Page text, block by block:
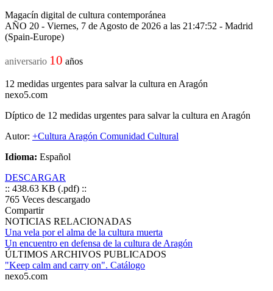
Magacín digital de cultura contemporánea
AÑO 20 - Viernes, 7 de Agosto de 2026 a las 21:47:52 - Madrid
(Spain-Europe)
aniversario 10 años
12 medidas urgentes para salvar la cultura en Aragón
nexo5.com
Díptico de 12 medidas urgentes para salvar la cultura en Aragón
Autor: +Cultura Aragón Comunidad Cultural
Idioma: Español
DESCARGAR
:: 438.63 KB (.pdf) ::
765 Veces descargado
Compartir
NOTICIAS RELACIONADAS
Una vela por el alma de la cultura muerta
Un encuentro en defensa de la cultura de Aragón
ÚLTIMOS ARCHIVOS PUBLICADOS
"Keep calm and carry on". Catálogo
nexo5.com